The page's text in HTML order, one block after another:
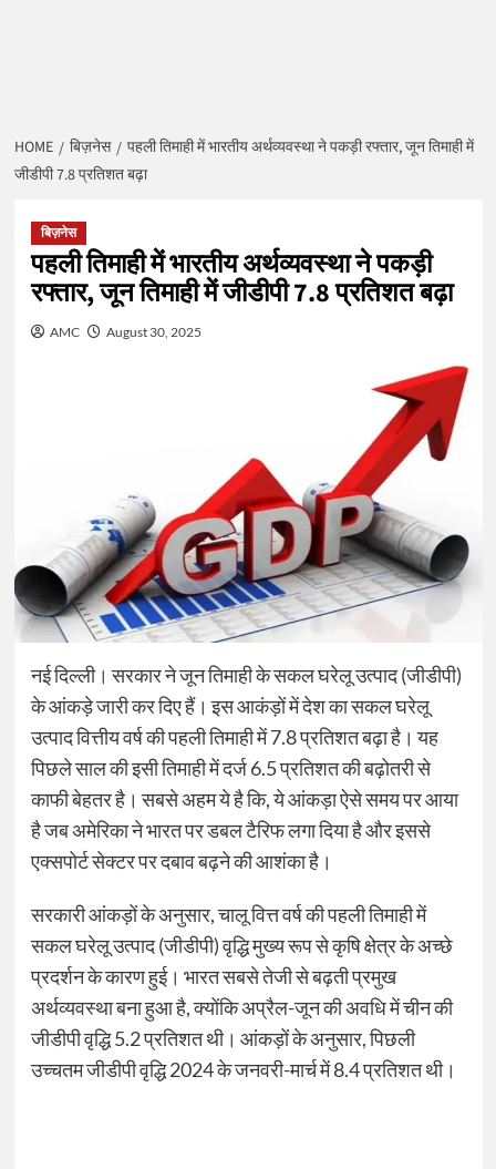
HOME बिज़नेस
पहली तिमाही में भारतीय अर्थव्यवस्था ने पकड़ी रफ्तार, जून तिमाही में
जीडीपी 7.8 प्रतिशत बढ़ा
बिज़नेस
पहली तिमाही में भारतीय अर्थव्यवस्था ने पकड़ी
रफ्तार, जून तिमाही में जीडीपी 7.8 प्रतिशत बढ़ा
AMC August 30, 2025
नई दिल्ली। सरकार ने जून तिमाही के सकल घरेलू उत्पाद (जीडीपी)
के आंकड़े जारी कर दिए हैं। इस आकंड़ों में देश का सकल घरेलू
उत्पाद वित्तीय वर्ष की पहली तिमाही में 7.8 प्रतिशत बढ़ा है। यह
पिछले साल की इसी तिमाही में दर्ज 6.5 प्रतिशत की बढ़ोतरी से
काफी बेहतर है। सबसे अहम ये है कि, ये आंकड़ा ऐसे समय पर आया
है जब अमेरिका ने भारत पर डबल टैरिफ लगा दिया है और इससे
एक्सपोर्ट सेक्टर पर दबाव बढ़ने की आशंका है।
सरकारी आंकड़ों के अनुसार, चालू वित्त वर्ष की पहली तिमाही में
सकल घरेलू उत्पाद (जीडीपी) वृद्धि मुख्य रूप से कृषि क्षेत्र के अच्छे
प्रदर्शन के कारण हुई। भारत सबसे तेजी से बढ़ती प्रमुख
अर्थव्यवस्था बना हुआ है, क्योंकि अप्रैल-जून की अवधि में चीन की
जीडीपी वृद्धि 5.2 प्रतिशत थी। आंकड़ों के अनुसार, पिछली
उच्चतम जीडीपी वृद्धि 2024 के जनवरी-मार्च में 8.4 प्रतिशत थी।